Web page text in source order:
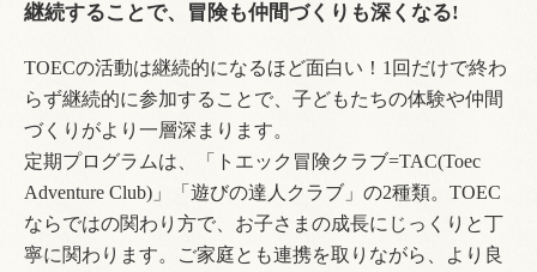
継続することで、冒険も仲間づくりも深くなる!
TOECの活動は継続的になるほど面白い！1回だけで終わ
らず継続的に参加することで、子どもたちの体験や仲間
づくりがより一層深まります。
定期プログラムは、「トエック冒険クラブ=TAC(Toec
Adventure Club)」「遊びの達人クラブ」の2種類。TOEC
ならではの関わり方で、お子さまの成長にじっくりと丁
寧に関わります。ご家庭とも連携を取りながら、より良